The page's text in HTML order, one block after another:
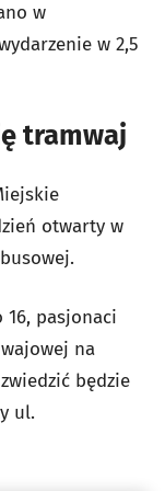
w
w 2,5
tramwaj
otwarty w
16, pasjonaci
na
będzie
ul.